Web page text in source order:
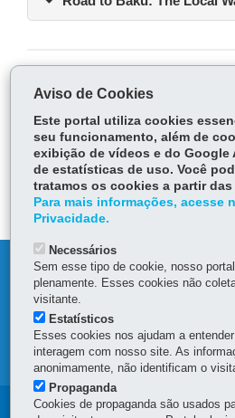
Fa
ce
bo
ok
Tw
itt
Voltar Início
MAPA DO SITE
DENUNCIE CORRUPÇÃO
Aviso de Cookies
Este portal utiliza cookies
seu funcionamento, além de
exibição de vídeos e do Google
de estatísticas de uso. Você
tratamos os cookies a partir
Para mais informações, acesse
Privacidade.
Necessários
Sem esse tipo de cookie, nosso
plenamente. Esses cookies não
visitante.
Estatísticos
Esses cookies nos ajudam a
interagem com nosso site. As
anonimamente, não identificam o
Propaganda
Cookies de propaganda são usados